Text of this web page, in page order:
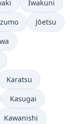
Iwakuni
Jōetsu
Karatsu
Kasugai
Kawanishi